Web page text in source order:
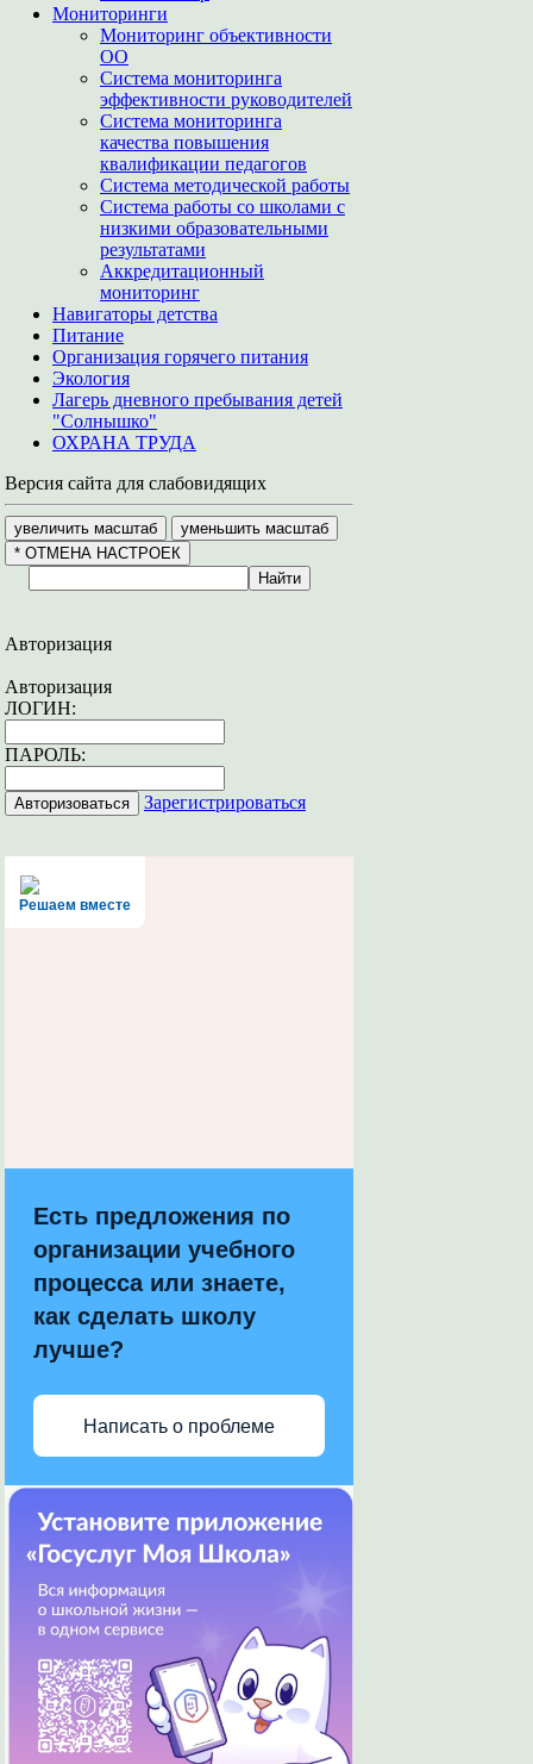
Мониторинги
Мониторинг объективности
ОО
Система мониторинга
эффективности руководителей
Система мониторинга
качества повышения
квалификации педагогов
Система методической работы
Система работы со школами с
низкими образовательными
результатами
Аккредитационный
мониторинг
Навигаторы детства
Питание
Организация горячего питания
Экология
Лагерь дневного пребывания детей
"Солнышко"
ОХРАНА ТРУДА
Версия сайта для слабовидящих
Авторизация
Авторизация
ЛОГИН:
ПАРОЛЬ:
Зарегистрироваться
Решаем вместе
Есть предложения по
организации учебного
процесса или знаете,
как сделать школу
лучше?
Написать о проблеме